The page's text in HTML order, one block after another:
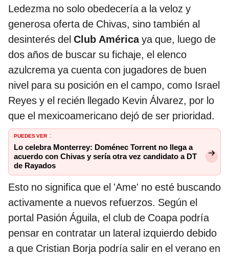
Ledezma no solo obedecería a la veloz y
generosa oferta de Chivas, sino también al
desinterés del Club Américaya que, luego de
dos años de buscar su fichaje, el elenco
azulcrema ya cuenta con jugadores de buen
nivel para su posición en el campo, como Israel
Reyes y el recién llegado Kevin Álvarez, por lo
que el mexicoamericano dejó de ser prioridad.
PUEDES VER :
Lo celebra Monterrey: Doménec Torrent no llega a
acuerdo con Chivas y sería otra vez candidato a DT
de Rayados
Esto no significa que el 'Ame' no esté buscando
activamente a nuevos refuerzos. Según el
portal Pasión Águila, el club de Coapa podría
pensar en contratar un lateral izquierdo debido
a que Cristian Borja podría salir en el verano en